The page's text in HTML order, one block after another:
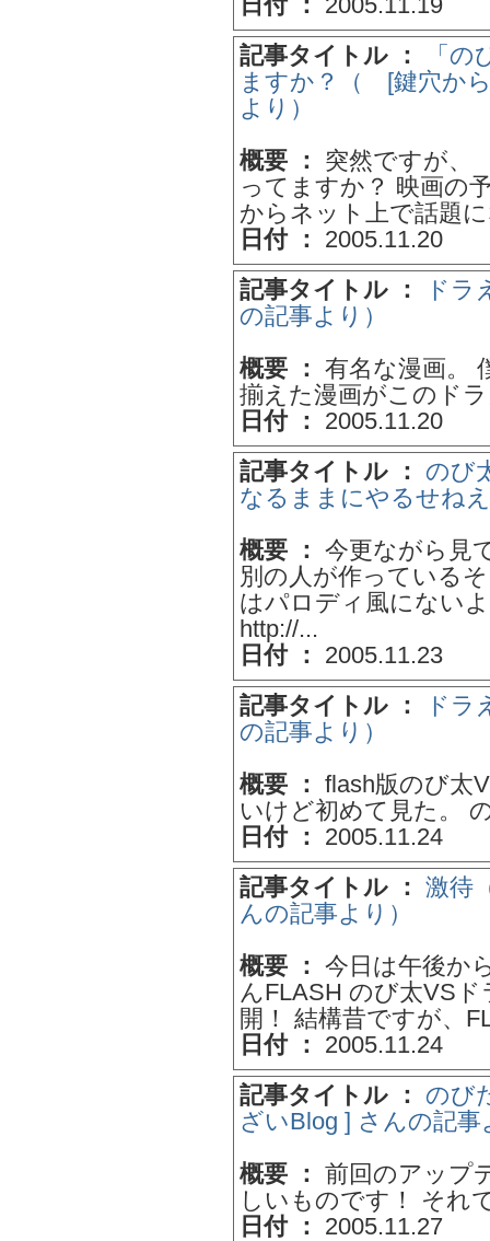
記事タイトル ：
「
ますか？（ [鍵穴か
より）
概要 ： 突然ですが、
ってますか？ 映画の
からネット上で話題
日付 ： 2005.11.20
記事タイトル ：
ド
の記事より）
概要 ： 有名な漫画。
揃えた漫画がこのド
日付 ： 2005.11.20
記事タイトル ： のび
なるままにやるせね
概要 ： 今更ながら見
別の人が作っている
はパロディ風にない
http://...
日付 ： 2005.11.23
記事タイトル ：
ド
の記事より）
概要 ： flash版のび太
いけど初めて見た。
日付 ： 2005.11.24
記事タイトル ： 激待
んの記事より）
概要 ： 今日は午後か
んFLASH のび太VS
開！ 結構昔ですが、
日付 ： 2005.11.24
記事タイトル ： のび
ざいBlog ] さんの記事
概要 ： 前回のアップ
しいものです！ それ
日付 ： 2005.11.27